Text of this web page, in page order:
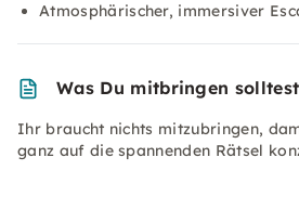
Atmosphärischer, immersiver
Was Du mitbringen solltest
Ihr braucht nichts mitzubringen,
ganz auf die spannenden Rätsel